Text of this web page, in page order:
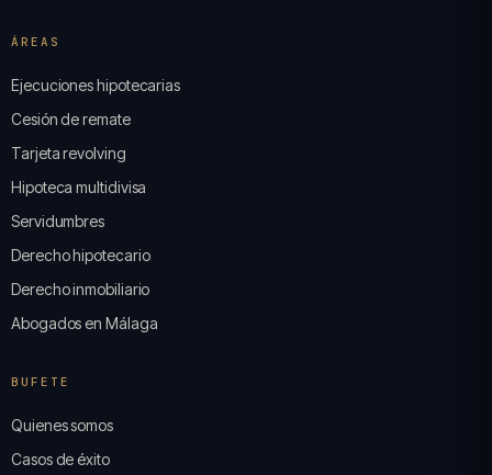
ÁREAS
Ejecuciones hipotecarias
Cesión de remate
Tarjeta revolving
Hipoteca multidivisa
Servidumbres
Derecho hipotecario
Derecho inmobiliario
Abogados en Málaga
BUFETE
Quienes somos
Casos de éxito